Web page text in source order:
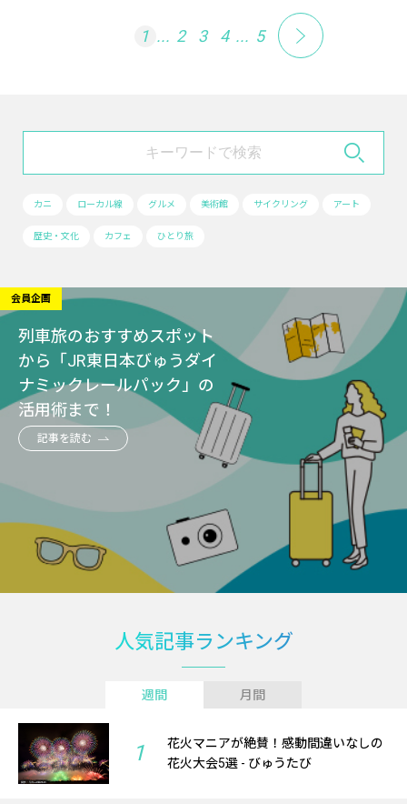
1 ... 2 3 4 ... 5
カニ ローカル線 グルメ 美術館 サイクリング アート
歴史・文化 カフェ ひとり旅
会員企画
列車旅のおすすめスポット
から「JR東日本びゅうダイ
ナミックレールパック」の
活用術まで！
記事を読む
人気記事ランキング
週間 月間
1
花火マニアが絶賛！感動間違いなしの
花火大会5選 - びゅうたび